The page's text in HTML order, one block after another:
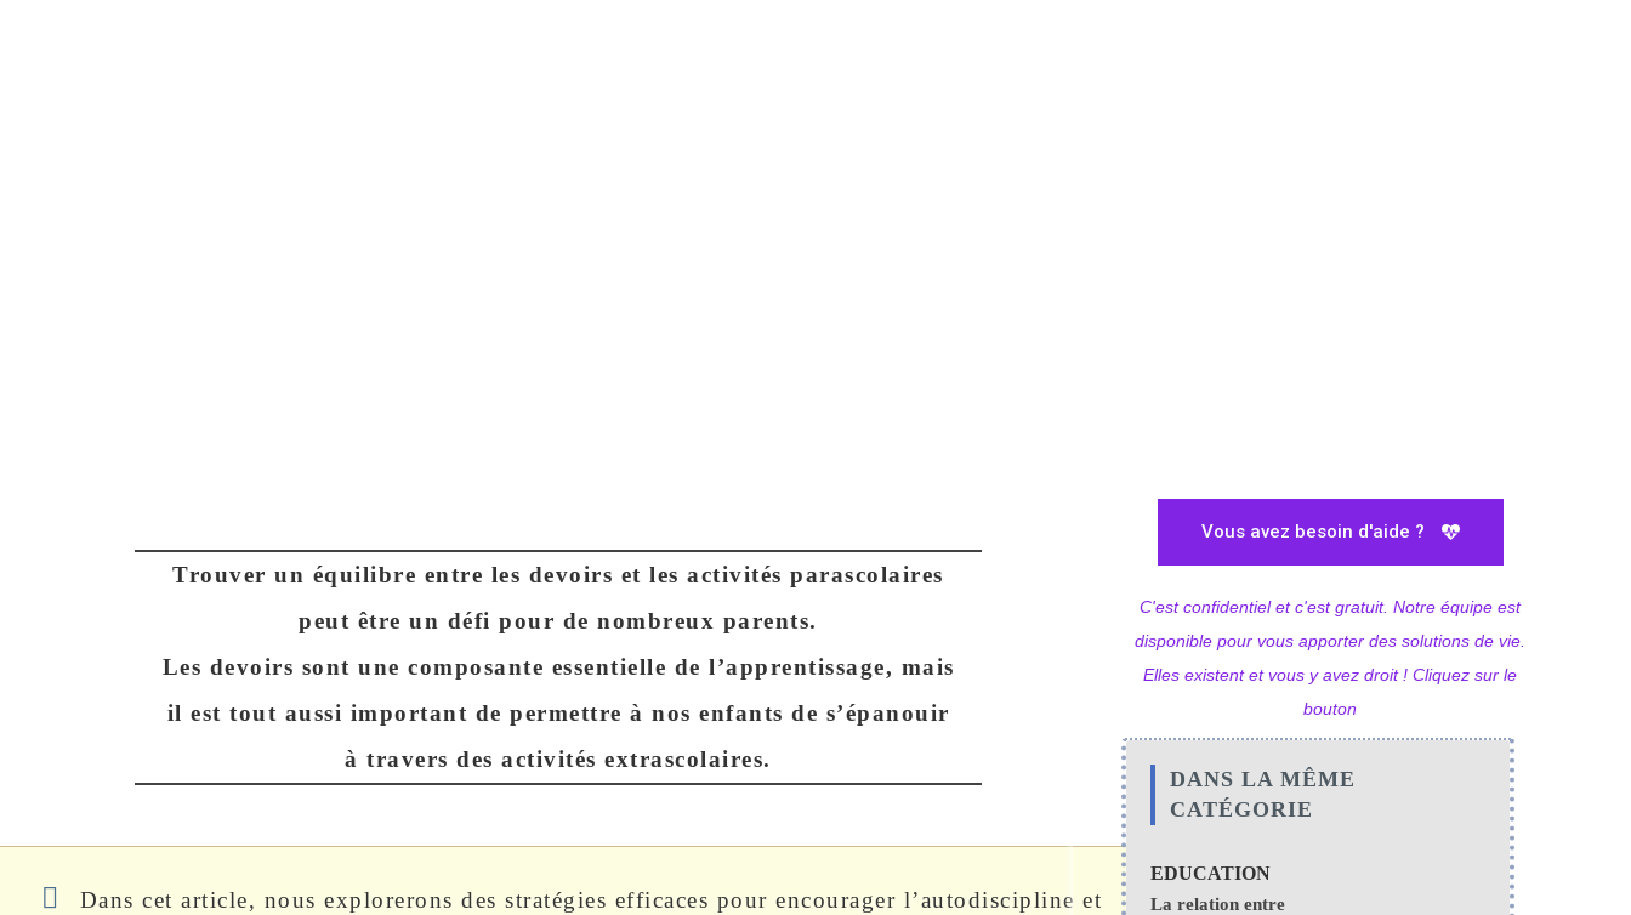
Trouver un équilibre entre les devoirs et les activités parascolaires
peut être un défi pour de nombreux parents.
Les devoirs sont une composante essentielle de l’apprentissage, mais
il est tout aussi important de permettre à nos enfants de s’épanouir
à travers des activités extrascolaires.
Dans cet article, nous explorerons des stratégies efficaces pour encourager l’autodiscipline et
Vous avez besoin d'aide ?
C'est confidentiel et c'est gratuit. Notre équipe est
disponible pour vous apporter des solutions de vie.
Elles existent et vous y avez droit ! Cliquez sur le
bouton
DANS LA MÊME
CATÉGORIE
EDUCATION
La relation entre